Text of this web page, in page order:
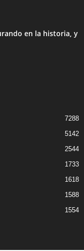
en la historia, y
7288
5142
2544
1733
1618
1588
1554